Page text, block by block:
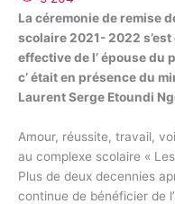
La céremonie de remise
scolaire 2021- 2022
effective de l’ épouse du
c’ était en présence du
Laurent Serge Etoundi
Amour, réussite, travail,
au complexe scolaire «
Plus de deux decennies
continue de bénéficier de